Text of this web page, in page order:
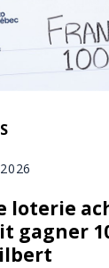
loterie
gagner